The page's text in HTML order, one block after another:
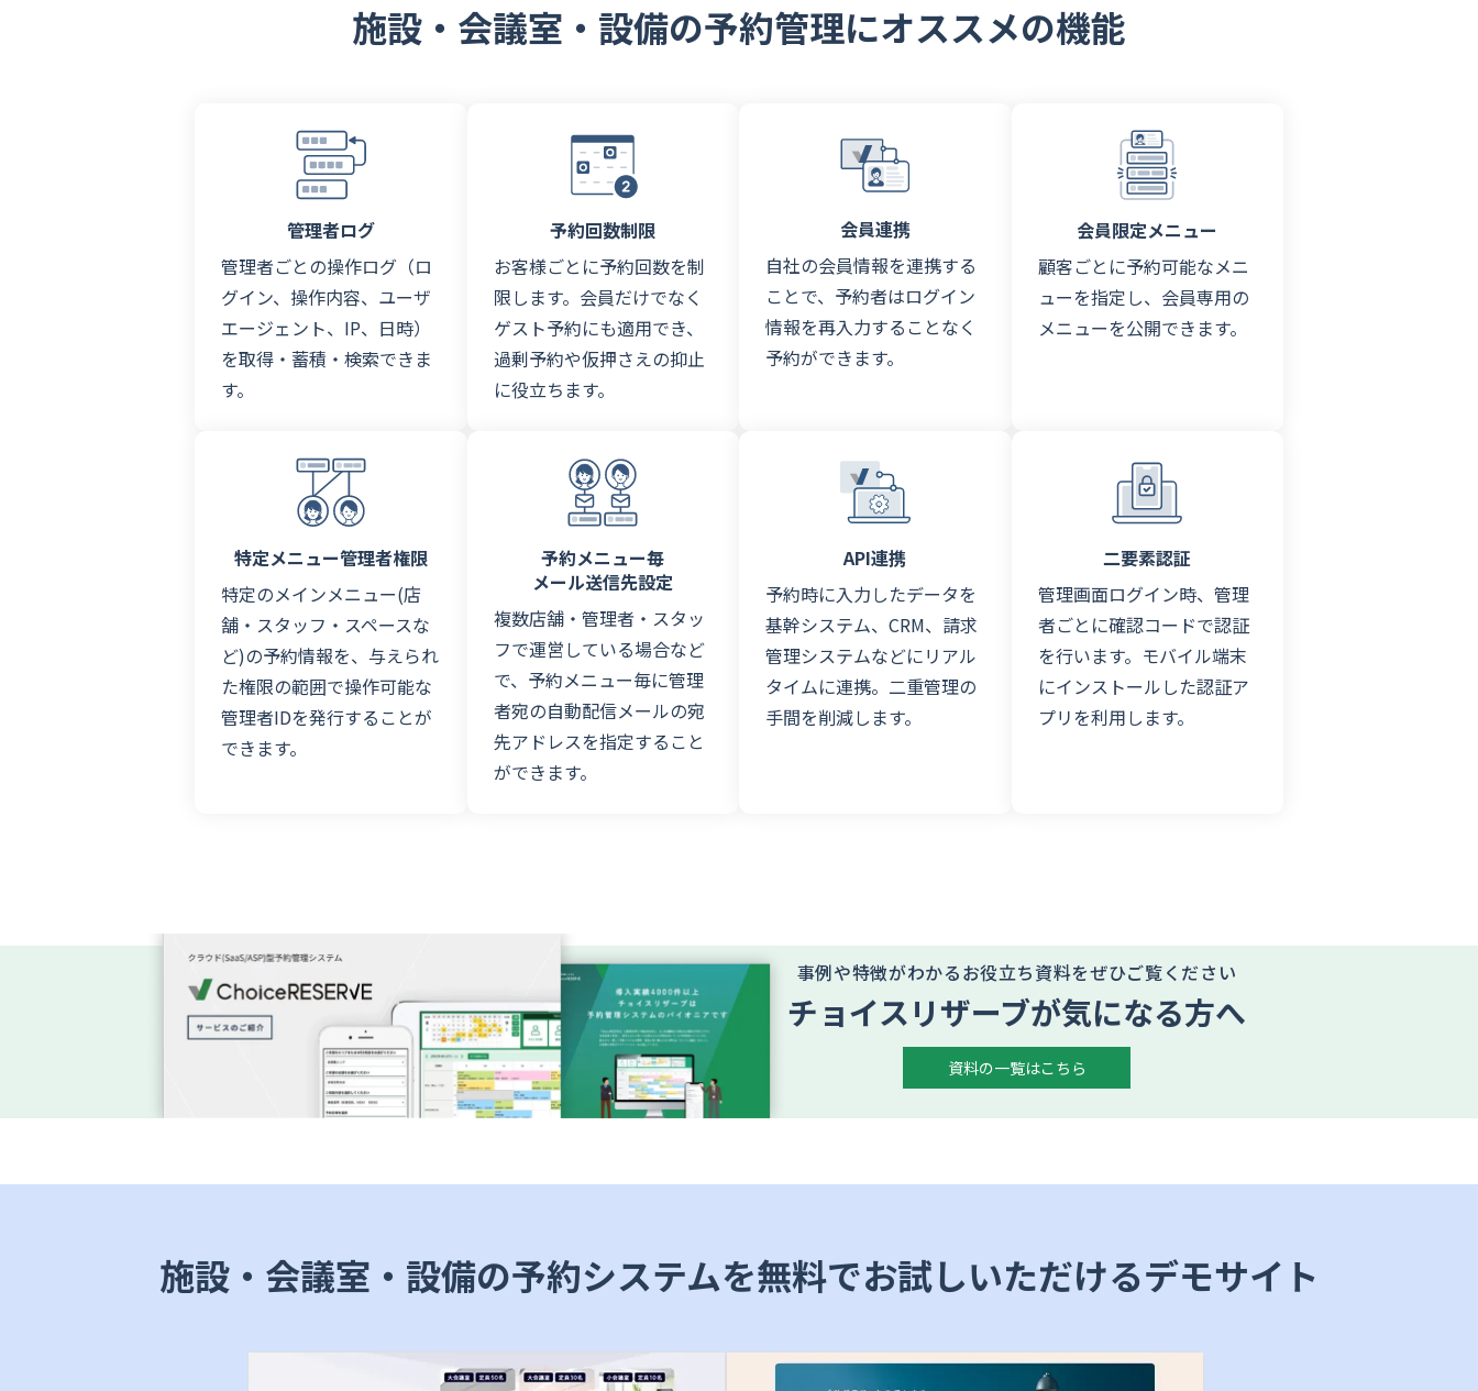
施設・会議室・設備の予約管理にオススメの機能
管理者ログ
管理者ごとの操作ログ（ロ
グイン、操作内容、ユーザ
エージェント、IP、日時）
を取得・蓄積・検索できま
す。
予約回数制限
お客様ごとに予約回数を制
限します。会員だけでなく
ゲスト予約にも適用でき、
過剰予約や仮押さえの抑止
に役立ちます。
会員連携
自社の会員情報を連携する
ことで、予約者はログイン
情報を再入力することなく
予約ができます。
会員限定メニュー
顧客ごとに予約可能なメニ
ューを指定し、会員専用の
メニューを公開できます。
特定メニュー管理者権限
特定のメインメニュー(店
舗・スタッフ・スペースな
ど)の予約情報を、与えられ
た権限の範囲で操作可能な
管理者IDを発行することが
できます。
予約メニュー毎
メール送信先設定
複数店舗・管理者・スタッ
フで運営している場合など
で、予約メニュー毎に管理
者宛の自動配信メールの宛
先アドレスを指定すること
ができます。
API連携
予約時に入力したデータを
基幹システム、CRM、請求
管理システムなどにリアル
タイムに連携。二重管理の
手間を削減します。
二要素認証
管理画面ログイン時、管理
者ごとに確認コードで認証
を行います。モバイル端末
にインストールした認証ア
プリを利用します。
事例や特徴がわかるお役立ち資料をぜひご覧ください
チョイスリザーブが気になる方へ
資料の一覧はこちら
施設・会議室・設備の予約システムを無料でお試しいただけるデモサイト